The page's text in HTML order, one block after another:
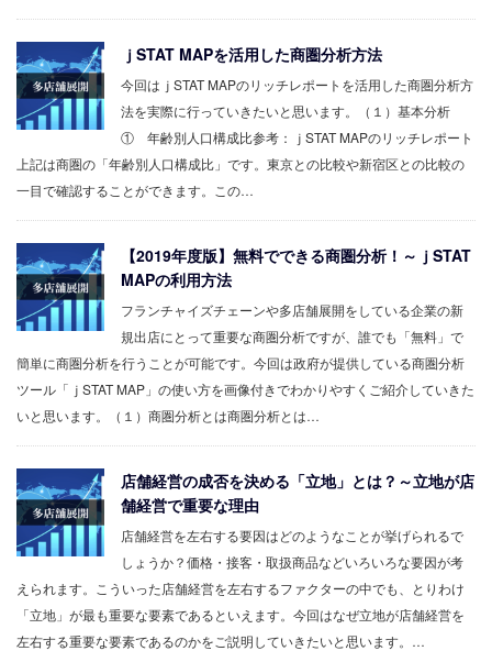
ｊSTAT MAPを活用した商圏分析方法
今回はｊSTAT MAPのリッチレポートを活用した商圏分析方
法を実際に行っていきたいと思います。（１）基本分析
① 年齢別人口構成比参考：ｊSTAT MAPのリッチレポート
上記は商圏の「年齢別人口構成比」です。東京との比較や新宿区との比較の
一目で確認することができます。この…
【2019年度版】無料でできる商圏分析！～ｊSTAT
MAPの利用方法
フランチャイズチェーンや多店舗展開をしている企業の新
規出店にとって重要な商圏分析ですが、誰でも「無料」で
簡単に商圏分析を行うことが可能です。今回は政府が提供している商圏分析
ツール「ｊSTAT MAP」の使い方を画像付きでわかりやすくご紹介していきた
いと思います。（１）商圏分析とは商圏分析とは…
店舗経営の成否を決める「立地」とは？～立地が店
舗経営で重要な理由
店舗経営を左右する要因はどのようなことが挙げられるで
しょうか？価格・接客・取扱商品などいろいろな要因が考
えられます。こういった店舗経営を左右するファクターの中でも、とりわけ
「立地」が最も重要な要素であるといえます。今回はなぜ立地が店舗経営を
左右する重要な要素であるのかをご説明していきたいと思います。…